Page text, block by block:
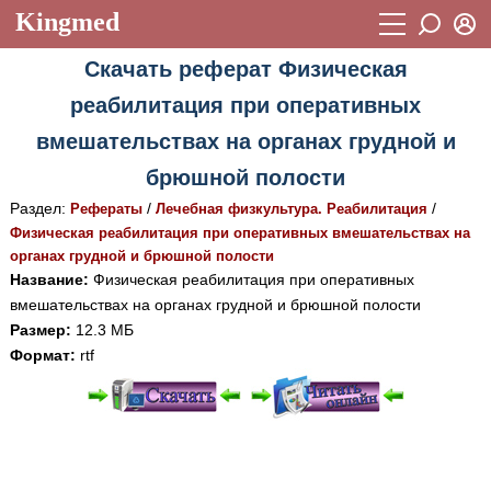
Kingmed
Учебный материал
Видеогалерея 899
Истории болезней 1268
Лекции и презентации 2474
Аккредитационные тесты (6)
Методические рекомендации
Научно-популярное
Восстановить пароль
Вход
Скачать реферат Физическая
реабилитация при оперативных
вмешательствах на органах грудной и
брюшной полости
Раздел: Рефераты/ Лечебная физкультура. Реабилитация /
Физическая реабилитация при оперативных вмешательствах на
органах грудной и брюшной полости
Название: Физическая реабилитация при оперативных
вмешательствах на органах грудной и брюшной полости
Размер: 12.3 МБ
Формат: rtf